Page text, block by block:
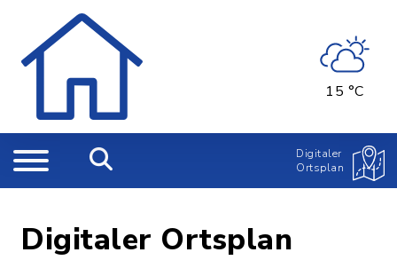
15 °C
Digitaler
Ortsplan
Digitaler Ortsplan